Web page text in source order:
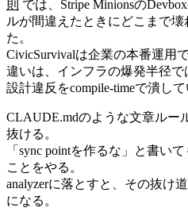
則 では、Stripe Minionsの
ルが間違えたときにどこまで
た。
CivicSurvivalは企業の本番運用
違いは、インフラの爆発半径
設計違反をcompile-timeで潰して
CLAUDE.mdのような文章ルー
抜ける。
「sync pointを作るな」と書い
ことをやる。
analyzerに落とすと、その抜け
になる。